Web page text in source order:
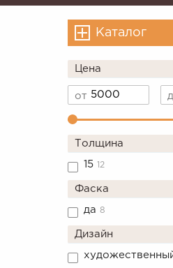
Каталог
Цена
от
Толщина
15 12
Фаска
да 8
Дизайн